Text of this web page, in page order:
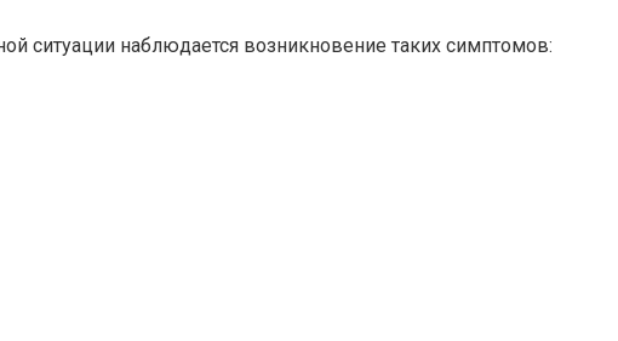
ситуации наблюдается возникновение таких симптомов: